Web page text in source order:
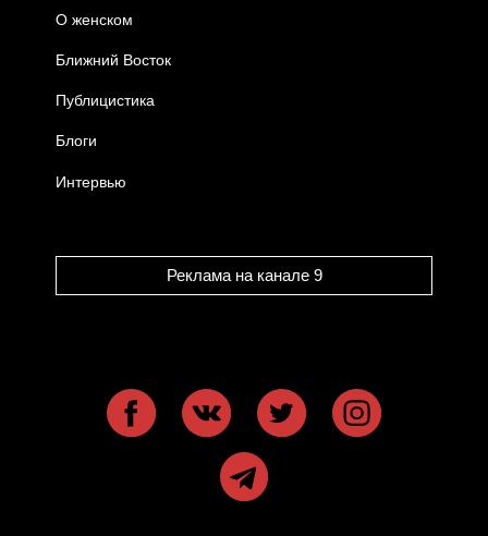
О женском
Ближний Восток
Публицистика
Блоги
Интервью
Реклама на канале 9